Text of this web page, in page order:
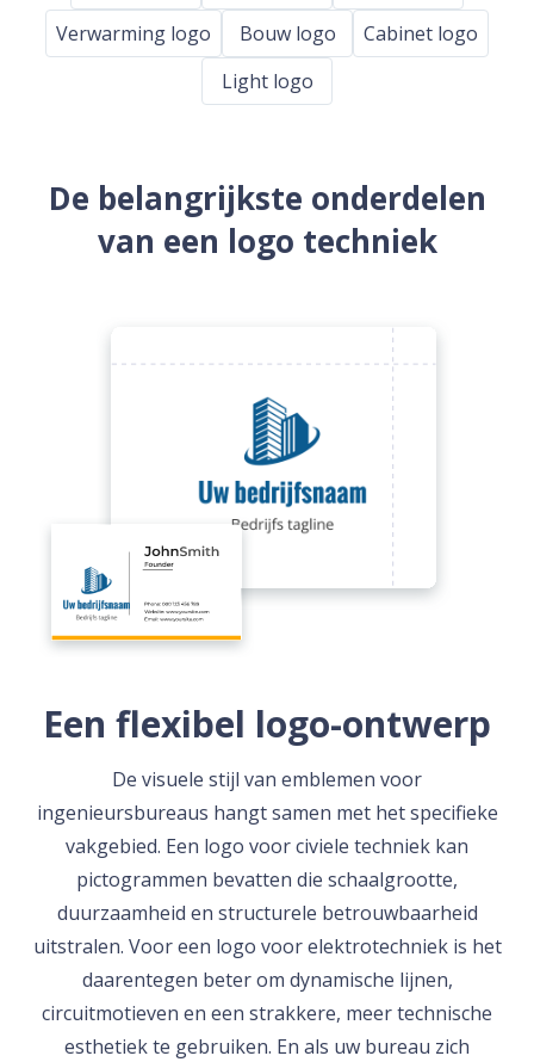
Verwarming logo
Bouw logo
Cabinet logo
Light logo
De belangrijkste onderdelen
van een logo techniek
Een flexibel logo-ontwerp
De visuele stijl van emblemen voor
ingenieursbureaus hangt samen met het specifieke
vakgebied. Een logo voor civiele techniek kan
pictogrammen bevatten die schaalgrootte,
duurzaamheid en structurele betrouwbaarheid
uitstralen. Voor een logo voor elektrotechniek is het
daarentegen beter om dynamische lijnen,
circuitmotieven en een strakkere, meer technische
esthetiek te gebruiken. En als uw bureau zich